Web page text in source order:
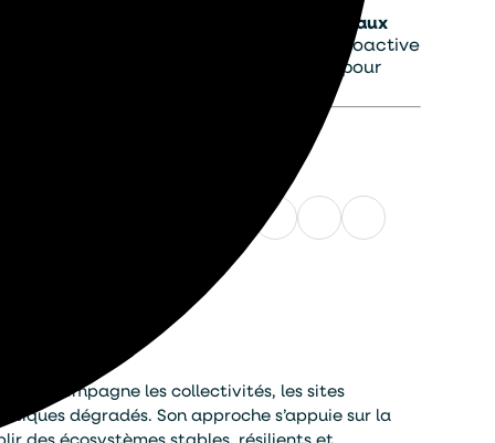
le maintien de la
oiseaux
tout en adoptant une approche proactive
conscience collective, sont essentiels pour
WhatsApp
E-
Il accompagne les collectivités, les sites
dégradés. Son approche s’appuie sur la
des écosystèmes stables, résilients et